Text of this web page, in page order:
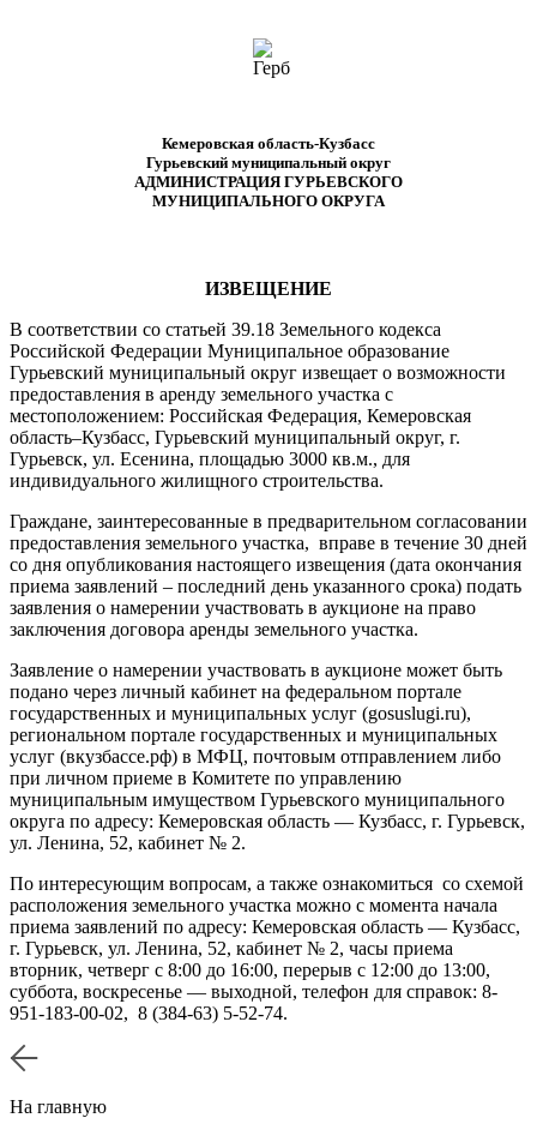
Кемеровская область-Кузбасс
Гурьевский муниципальный округ
АДМИНИСТРАЦИЯ ГУРЬЕВСКОГО
МУНИЦИПАЛЬНОГО ОКРУГА
ИЗВЕЩЕНИЕ
В соответствии со статьей 39.18 Земельного кодекса
Российской Федерации Муниципальное образование
Гурьевский муниципальный округ извещает о возможности
предоставления в аренду земельного участка с
местоположением: Российская Федерация, Кемеровская
область–Кузбасс, Гурьевский муниципальный округ, г.
Гурьевск, ул. Есенина, площадью 3000 кв.м., для
индивидуального жилищного строительства.
Граждане, заинтересованные в предварительном согласовании
предоставления земельного участка, вправе в течение 30 дней
со дня опубликования настоящего извещения (дата окончания
приема заявлений – последний день указанного срока) подать
заявления о намерении участвовать в аукционе на право
заключения договора аренды земельного участка.
Заявление о намерении участвовать в аукционе может быть
подано через личный кабинет на федеральном портале
государственных и муниципальных услуг (gosuslugi.ru),
региональном портале государственных и муниципальных
услуг (вкузбассе.рф) в МФЦ, почтовым отправлением либо
при личном приеме в Комитете по управлению
муниципальным имуществом Гурьевского муниципального
округа по адресу: Кемеровская область — Кузбасс, г. Гурьевск,
ул. Ленина, 52, кабинет № 2.
По интересующим вопросам, а также ознакомиться со схемой
расположения земельного участка можно с момента начала
приема заявлений по адресу: Кемеровская область — Кузбасс,
г. Гурьевск, ул. Ленина, 52, кабинет № 2, часы приема
вторник, четверг с 8:00 до 16:00, перерыв с 12:00 до 13:00,
суббота, воскресенье — выходной, телефон для справок: 8-
951-183-00-02, 8 (384-63) 5-52-74.
На главную